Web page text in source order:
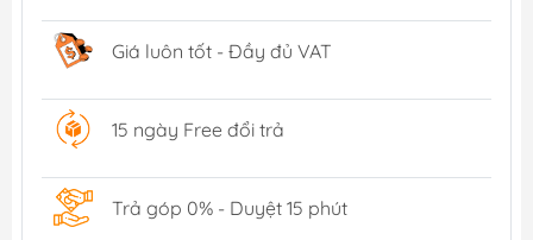
Giá luôn tốt - Đầy đủ VAT
15 ngày Free đổi trả
Trả góp 0% - Duyệt 15 phút